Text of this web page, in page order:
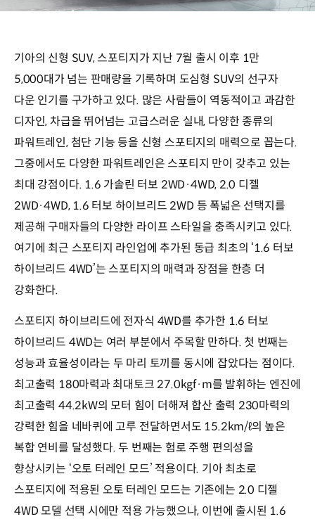
기아의 신형 SUV, 스포티지가 지난 7월 출시 이후 1만
5,000대가 넘는 판매량을 기록하며 도심형 SUV의 선구자
다운 인기를 구가하고 있다. 많은 사람들이 역동적이고 과감한
디자인, 차급을 뛰어넘는 고급스러운 실내, 다양한 종류의
파워트레인, 첨단 기능 등을 신형 스포티지의 매력으로 꼽는다.
그중에서도 다양한 파워트레인은 스포티지 만이 갖추고 있는
최대 강점이다. 1.6 가솔린 터보 2WD·4WD, 2.0 디젤
2WD·4WD, 1.6 터보 하이브리드 2WD 등 폭넓은 선택지를
제공해 구매자들의 다양한 라이프 스타일을 충족시키고 있다.
여기에 최근 스포티지 라인업에 추가된 동급 최초의 ‘1.6 터보
하이브리드 4WD’는 스포티지의 매력과 장점을 한층 더
강화한다.
스포티지 하이브리드에 전자식 4WD를 추가한 1.6 터보
하이브리드 4WD는 여러 부분에서 주목할 만하다. 첫 번째는
성능과 효율성이라는 두 마리 토끼를 동시에 잡았다는 점이다.
최고출력 180마력과 최대토크 27.0kgf·m를 발휘하는 엔진에
최고출력 44.2kW의 모터 힘이 더해져 합산 출력 230마력의
강력한 힘을 네바퀴에 고루 전달하면서도 15.2km/ℓ의 높은
복합 연비를 달성했다. 두 번째는 험로 주행 편의성을
향상시키는 ‘오토 터레인 모드’ 적용이다. 기아 최초로
스포티지에 적용된 오토 터레인 모드는 기존에는 2.0 디젤
4WD 모델 선택 시에만 적용 가능했으나, 이번에 출시된 1.6